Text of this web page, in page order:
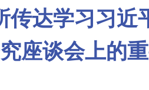
传达学习习近
座谈会上的